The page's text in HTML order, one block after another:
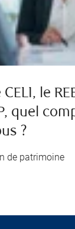
le
quel
?
de patrimoine